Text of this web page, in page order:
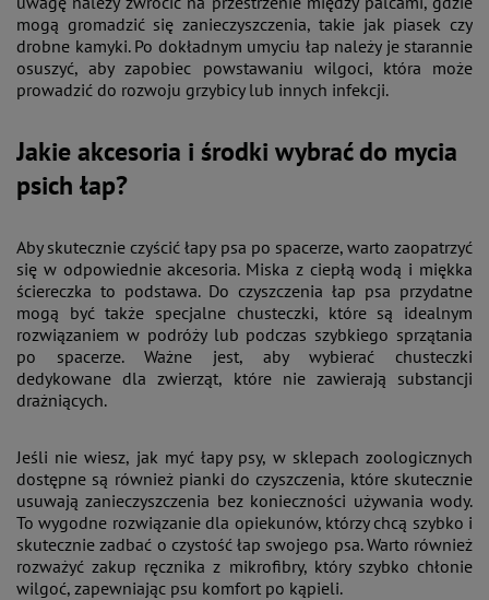
mogą gromadzić się zanieczyszczenia, takie jak piasek czy
drobne kamyki. Po dokładnym umyciu łap należy je starannie
osuszyć, aby zapobiec powstawaniu wilgoci, która może
prowadzić do rozwoju grzybicy lub innych infekcji​.
Jakie akcesoria i środki wybrać do mycia
psich łap?
Aby skutecznie czyścić łapy psa po spacerze, warto zaopatrzyć
się w odpowiednie akcesoria. Miska z ciepłą wodą i miękka
ściereczka to podstawa. Do czyszczenia łap psa przydatne
mogą być także specjalne chusteczki, które są idealnym
rozwiązaniem w podróży lub podczas szybkiego sprzątania
po spacerze. Ważne jest, aby wybierać chusteczki
dedykowane dla zwierząt, które nie zawierają substancji
drażniących​.
Jeśli nie wiesz, jak myć łapy psy, w sklepach zoologicznych
dostępne są również pianki do czyszczenia, które skutecznie
usuwają zanieczyszczenia bez konieczności używania wody.
To wygodne rozwiązanie dla opiekunów, którzy chcą szybko i
skutecznie zadbać o czystość łap swojego psa. Warto również
rozważyć zakup ręcznika z mikrofibry, który szybko chłonie
wilgoć, zapewniając psu komfort po kąpieli​.